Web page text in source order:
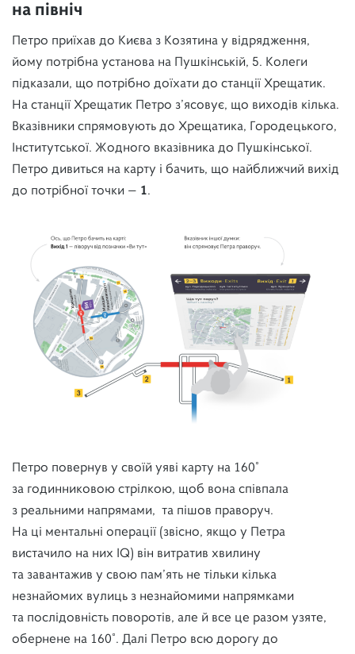
на північ
Петро приїхав до Києва з Козятина у відрядження,
йому потрібна установа на Пушкінській, 5. Колеги
підказали, що потрібно доїхати до станції Хрещатик.
На станції Хрещатик Петро з’ясовує, що виходів кілька.
Вказівники спрямовують до Хрещатика, Городецького,
Інститутської. Жодного вказівника до Пушкінської.
Петро дивиться на карту і бачить, що найближчий вихід
до потрібної точки — 1.
Петро повернув у своїй уяві карту на 160˚
за годинниковою стрілкою, щоб вона співпала
з реальними напрямами, та пішов праворуч.
На ці ментальні операції (звісно, якщо у Петра
вистачило на них IQ) він витратив хвилину
та завантажив у свою пам’ять не тільки кілька
незнайомих вулиць з незнайомими напрямками
та послідовність поворотів, але й все це разом узяте,
обернене на 160˚. Далі Петро всю дорогу до